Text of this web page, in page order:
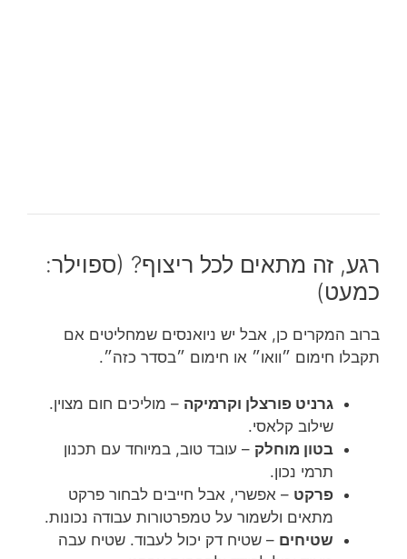
רגע, זה מתאים לכל ריצוף? (ספוילר:
כמעט)
ברוב המקרים כן, אבל יש ניואנסים שמחליטים אם
תקבלו חימום ״וואו״ או חימום ״בסדר כזה״.
גרניט פורצלן וקרמיקה – מוליכים חום מצוין.
שילוב קלאסי.
בטון מוחלק – עובד טוב, במיוחד עם תכנון
תרמי נכון.
פרקט – אפשרי, אבל חייבים לבחור פרקט
מתאים ולשמור על טמפרטורות עבודה נכונות.
שטיחים – שטיח דק יכול לעבוד. שטיח עבה